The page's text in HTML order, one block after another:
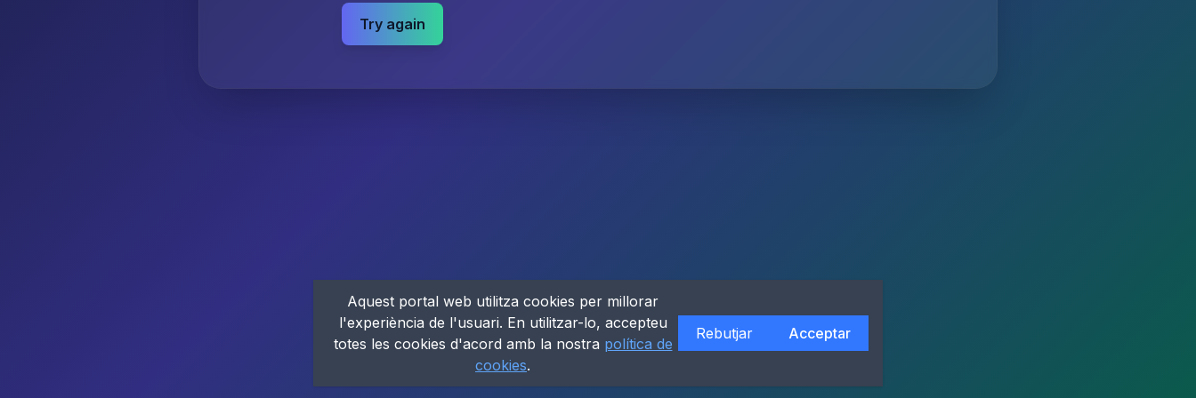
Try again
Aquest portal web utilitza cookies per millorar
l'experiència de l'usuari. En utilitzar-lo, accepteu
totes les cookies d'acord amb la nostra política de
cookies.
Rebutjar Acceptar